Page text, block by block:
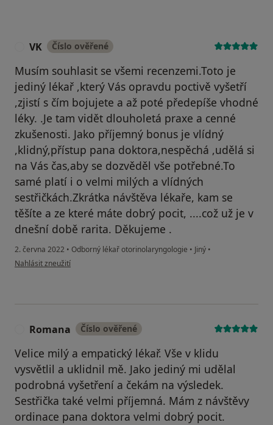
VK Číslo ověřené
Musím souhlasit se všemi recenzemi.Toto je
jediný lékař ,který Vás opravdu poctivě vyšetří
,zjistí s čím bojujete a až poté předepíše vhodné
léky. .Je tam vidět dlouholetá praxe a cenné
zkušenosti. Jako příjemný bonus je vlídný
,klidný,přístup pana doktora,nespěchá ,udělá si
na Vás čas,aby se dozvěděl vše potřebné.To
samé platí i o velmi milých a vlídných
sestřičkách.Zkrátka návštěva lékaře, kam se
těšíte a ze které máte dobrý pocit, ....což už je v
dnešní době rarita. Děkujeme .
2. června 2022 • Odborný lékař otorinolaryngologie • Jiný •
podle názoru uživatele VK
Nahlásit zneužití
Romana Číslo ověřené
Velice milý a empatický lékař. Vše v klidu
vysvětlil a uklidnil mě. Jako jediný mi udělal
podrobná vyšetření a čekám na výsledek.
Sestřička také velmi příjemná. Mám z návštěvy
ordinace pana doktora velmi dobrý pocit.